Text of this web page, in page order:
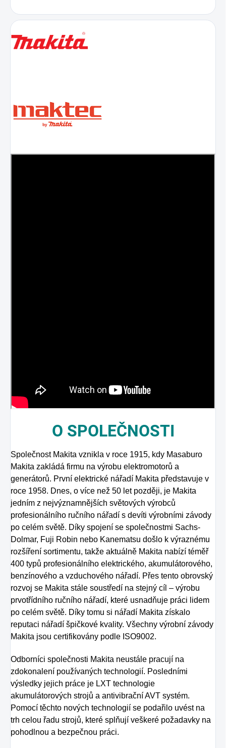
O SPOLEČNOSTI
Společnost Makita vznikla v roce 1915, kdy Masaburo
Makita zakládá firmu na výrobu elektromotorů a
generátorů. První elektrické nářadí Makita představuje v
roce 1958. Dnes, o více než 50 let později, je Makita
jedním z nejvýznamnějších světových výrobců
profesionálního ručního nářadí s devíti výrobními závody
po celém světě. Díky spojení se společnostmi Sachs-
Dolmar, Fuji Robin nebo Kanematsu došlo k výraznému
rozšíření sortimentu, takže aktuálně Makita nabízí téměř
400 typů profesionálního elektrického, akumulátorového,
benzínového a vzduchového nářadí. Přes tento obrovský
rozvoj se Makita stále soustředí na stejný cíl – výrobu
prvotřídního ručního nářadí, které usnadňuje práci lidem
po celém světě. Díky tomu si nářadí Makita získalo
reputaci nářadí špičkové kvality. Všechny výrobní závody
Makita jsou certifikovány podle ISO9002.
Odborníci společnosti Makita neustále pracují na
zdokonalení používaných technologií. Posledními
výsledky jejich práce je LXT technologie
akumulátorových strojů a antivibrační AVT systém.
Pomocí těchto nových technologií se podařilo uvést na
trh celou řadu strojů, které splňují veškeré požadavky na
pohodlnou a bezpečnou práci.